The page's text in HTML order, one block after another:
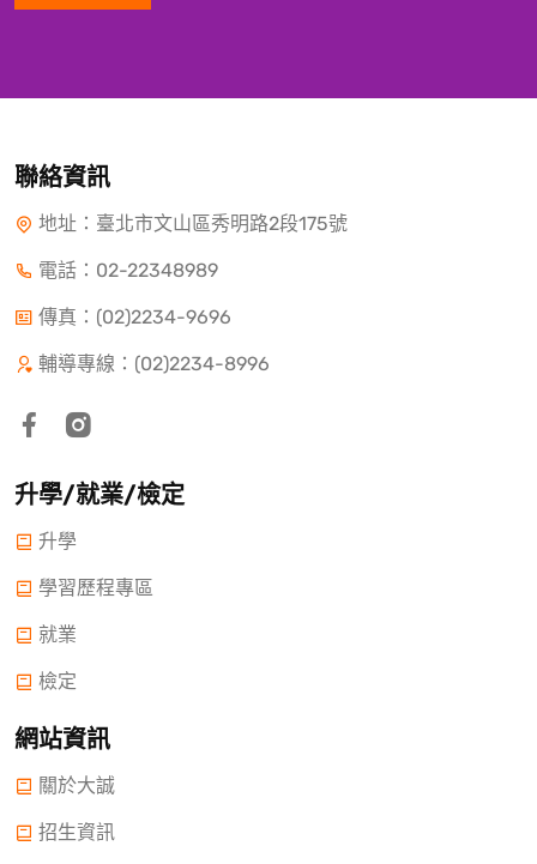
聯絡資訊
地址：臺北市文山區秀明路2段175號
電話： 02-22348989
傳真：(02)2234-9696
輔導專線：(02)2234-8996
升學/就業/檢定
升學
學習歷程專區
就業
檢定
網站資訊
關於大誠
招生資訊